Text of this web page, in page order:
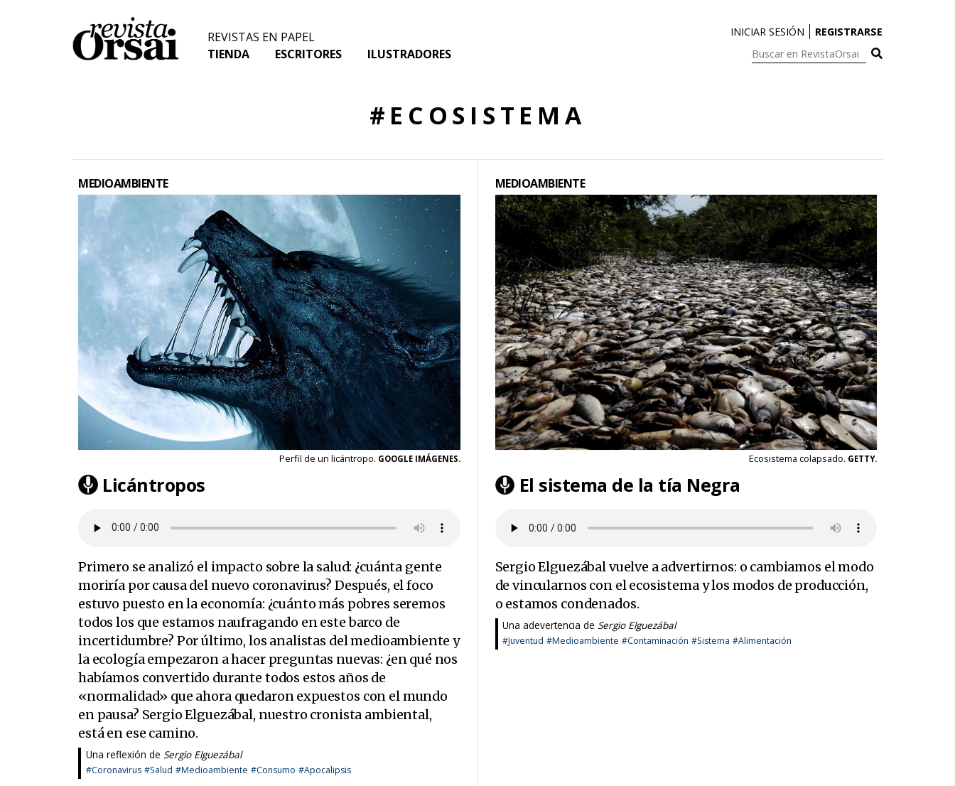
REVISTAS EN PAPEL
TIENDA
ESCRITORES ILUSTRADORES
INICIAR SESIÓN REGISTRARSE
Buscar
#ECOSISTEMA
MEDIOAMBIENTE
Perfil de un licántropo. GOOGLE IMÁGENES.
Licántropos
Primero se analizó el impacto sobre la salud: ¿cuánta gente
moriría por causa del nuevo coronavirus? Después, el foco
estuvo puesto en la economía: ¿cuánto más pobres seremos
todos los que estamos naufragando en este barco de
incertidumbre? Por último, los analistas del medioambiente y
la ecología empezaron a hacer preguntas nuevas: ¿en qué nos
habíamos convertido durante todos estos años de
«normalidad» que ahora quedaron expuestos con el mundo
en pausa? Sergio Elguezábal, nuestro cronista ambiental,
está en ese camino.
Una reflexión de Sergio Elguezábal
#Coronavirus #Salud #Medioambiente #Consumo #Apocalipsis
MEDIOAMBIENTE
Ecosistema colapsado. GETTY.
El sistema de la tía Negra
Sergio Elguezábal vuelve a advertirnos: o cambiamos el modo
de vincularnos con el ecosistema y los modos de producción,
o estamos condenados.
Una adevertencia de Sergio Elguezábal
#Juventud #Medioambiente #Contaminación #Sistema #Alimentación